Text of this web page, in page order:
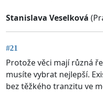
Stanislava Veselková
#21
Protože věci mají různá
musíte vybrat nejlepší.
bez těžkého tranzitu ve